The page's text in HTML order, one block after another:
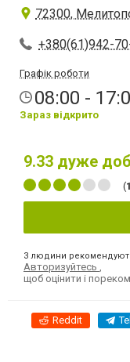
72300,
+380(61)942-
Графік роботи
08:00 -
Зараз відкрито
9.33 дуже
(
3 людини
Авторизуйтесь
щоб оцінити і
Reddit